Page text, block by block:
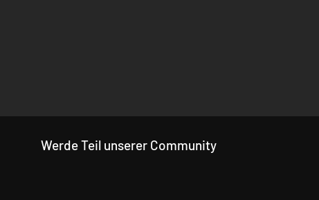
Werde Teil unserer Community